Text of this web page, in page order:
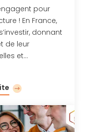
pour
! En France,
donnant
de leur
et…